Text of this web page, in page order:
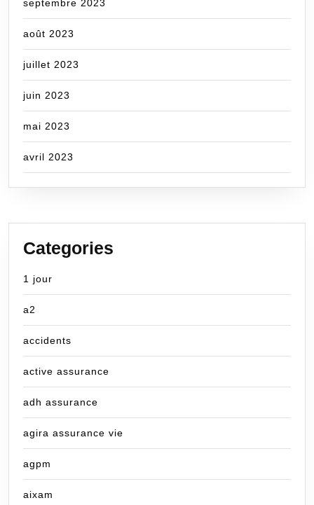
septembre 2023
août 2023
juillet 2023
juin 2023
mai 2023
avril 2023
Categories
1 jour
a2
accidents
active assurance
adh assurance
agira assurance vie
agpm
aixam